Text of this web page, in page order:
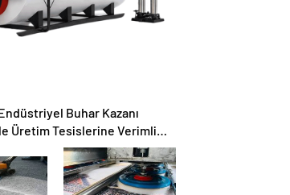
Buhar Kazanı
Üretim Tesislerine Verimli